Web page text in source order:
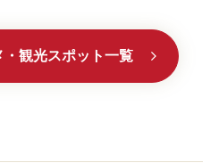
・観光スポット一覧